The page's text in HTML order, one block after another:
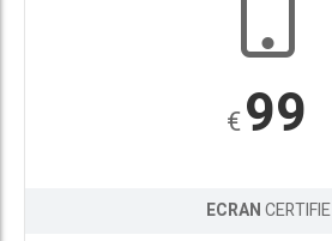
€99
ECRANCERTIFIE